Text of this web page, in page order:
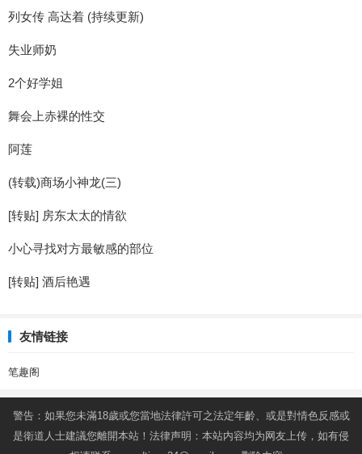
列女传 高达着 (持续更新)
失业师奶
2个好学姐
舞会上赤裸的性交
阿莲
(转载)商场小神龙(三)
[转贴] 房东太太的情欲
小心寻找对方最敏感的部位
[转贴] 酒后艳遇
友情链接
笔趣阁
警告：如果您未滿18歲或您當地法律許可之法定年齡、或是對情色反感或
是衛道人士建議您離開本站！法律声明：本站内容均为网友上传，如有侵